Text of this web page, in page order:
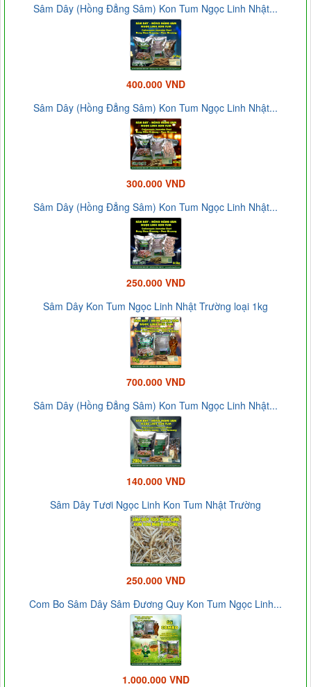
Sâm Dây (Hồng Đẳng Sâm) Kon Tum Ngọc Linh Nhật...
400.000 VND
Sâm Dây (Hồng Đẳng Sâm) Kon Tum Ngọc Linh Nhật...
300.000 VND
Sâm Dây (Hồng Đẳng Sâm) Kon Tum Ngọc Linh Nhật...
250.000 VND
Sâm Dây Kon Tum Ngọc Linh Nhật Trường loại 1kg
700.000 VND
Sâm Dây (Hồng Đẳng Sâm) Kon Tum Ngọc Linh Nhật...
140.000 VND
Sâm Dây Tươi Ngọc Linh Kon Tum Nhật Trường
250.000 VND
Com Bo Sâm Dây Sâm Đương Quy Kon Tum Ngọc Linh...
1.000.000 VND